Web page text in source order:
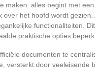
maken: alles begint met
het hoofd wordt
functionaliteiten.
praktische opties
documenten te
versterkt door veeleisende